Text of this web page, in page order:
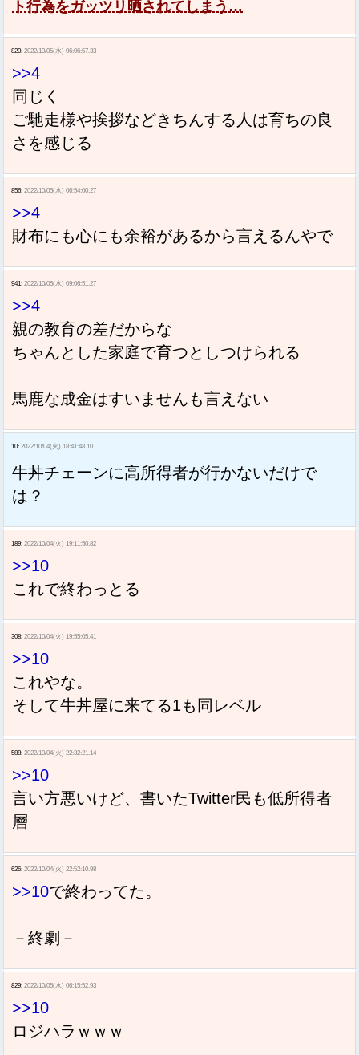
ト行為をガッツリ晒されてしまう…
820: 2022/10/05(水) 06:06:57.33
>>4
同じく
ご馳走様や挨拶などきちんする人は育ちの良
さを感じる
856: 2022/10/05(水) 06:54:00.27
>>4
財布にも心にも余裕があるから言えるんやで
941: 2022/10/05(水) 09:06:51.27
>>4
親の教育の差だからな
ちゃんとした家庭で育つとしつけられる
馬鹿な成金はすいませんも言えない
10: 2022/10/04(火) 18:41:48.10
牛丼チェーンに高所得者が行かないだけで
は？
189: 2022/10/04(火) 19:11:50.82
>>10
これで終わっとる
308: 2022/10/04(火) 19:55:05.41
>>10
これやな。
そして牛丼屋に来てる1も同レベル
588: 2022/10/04(火) 22:32:21.14
>>10
言い方悪いけど、書いたTwitter民も低所得者
層
626: 2022/10/04(火) 22:52:10.98
>>10で終わってた。
－終劇－
829: 2022/10/05(水) 06:15:52.93
>>10
ロジハラｗｗｗ